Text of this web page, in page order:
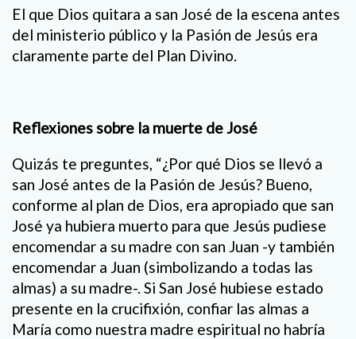
El que Dios quitara a san José de la escena antes
del ministerio público y la Pasión de Jesús era
claramente parte del Plan Divino.
Reflexiones sobre la muerte de José
Quizás te preguntes, “¿Por qué Dios se llevó a
san José antes de la Pasión de Jesús? Bueno,
conforme al plan de Dios, era apropiado que san
José ya hubiera muerto para que Jesús pudiese
encomendar a su madre con san Juan -y también
encomendar a Juan (simbolizando a todas las
almas) a su madre-. Si San José hubiese estado
presente en la crucifixión, confiar las almas a
María como nuestra madre espiritual no habría